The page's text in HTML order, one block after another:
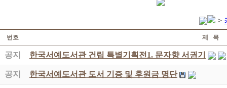
>
번호 제 목
공지 한국서예도서관 건립 특별기획전1. 문자향 서권기
공지 한국서예도서관 도서 기증 및 후원금 명단